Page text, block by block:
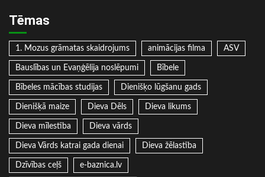
Tēmas
1. Mozus grāmatas skaidrojums animācijas filma ASV
Bauslības un Evaņģēlija noslēpumi Bībele
Bībeles mācības studijas Dienišķo lūgšanu gads
Dienišķā maize Dieva Dēls Dieva likums
Dieva mīlestība Dieva vārds
Dieva Vārds katrai gada dienai Dieva žēlastība
Dzīvības ceļš e-baznica.lv